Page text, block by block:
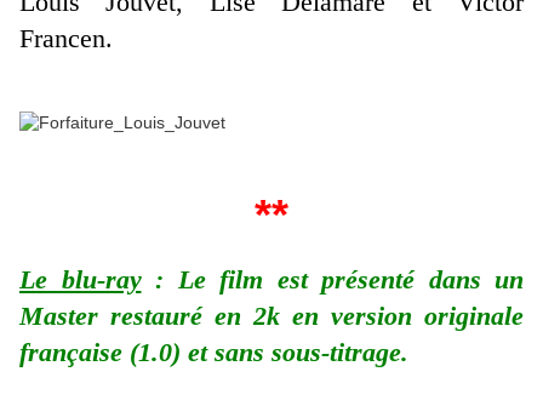
Francen.
**
Le blu-ray: Le film est présenté dans un
Master restauré en 2k en version originale
française (1.0) et sans sous-titrage.